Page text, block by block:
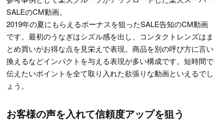
SALEのCM動画。
2019年の夏にもらえるボーナスを狙ったSALE告知のCM動画
です。最初のうなぎはシズル感を出し、コンタクトレンズはま
とめ買いがお得な点を見栄えで表現。商品を別の呼び方に言い
換えるなどインパクトを与える表現が多い構成です。短時間で
伝えたいポイントを全て取り入れた欲張りな動画といえるでし
ょう。
お客様の声を入れて信頼度アップを狙う